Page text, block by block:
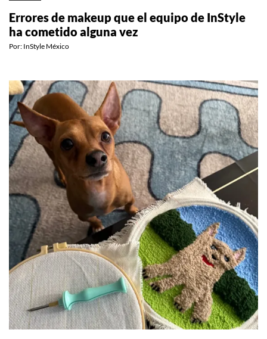
Errores de makeup que el equipo de InStyle
ha cometido alguna vez
Por: InStyle México